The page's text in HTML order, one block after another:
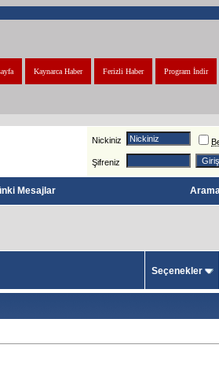
Program İndir
Ferizli Haber
Kaynarca Haber
Nickiniz
Şifreniz
Mesajlar Arama
Seçenekler